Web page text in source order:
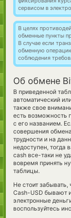
сервисом в
В целях
обменные пункты
В случае если
обменную
соблюдения
Об обмене
В приведенной
автоматический
также свое
есть возможность
с его названием.
совершения
трудности и на
недоступен,
cash все-таки не
вовремя принять
таблицы.
Не стоит
Cash-USD бывают
электронные
воспользуйтесь